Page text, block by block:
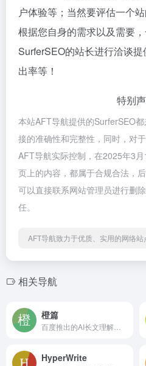
户体验等；当然要评估一个
根据您自身的需求以及需要
SurferSEO的站长进行洽谈
出率等！
特别
本站AFT导航提供的SurferSEO
接的准确性和完整性，同时，对
AFT导航实际控制，在2025年3
页上的内容，都属于合规合法，
可以直接联系网站管理员进行删
任。
AFT导航致力于优质、实用的网络站
相关导航
橙篇
HyperWrite